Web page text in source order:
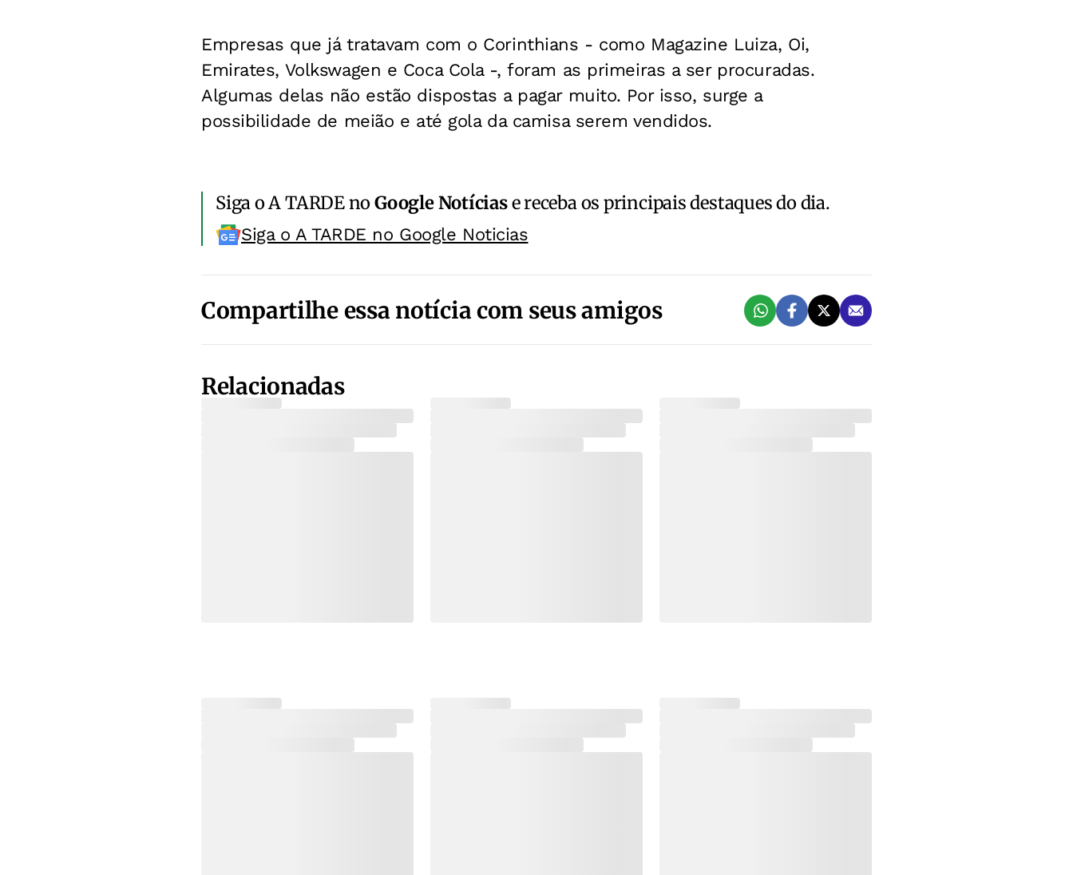
Empresas que já tratavam com o Corinthians - como Magazine Luiza, Oi,
Emirates, Volkswagen e Coca Cola -, foram as primeiras a ser procuradas.
Algumas delas não estão dispostas a pagar muito. Por isso, surge a
possibilidade de meião e até gola da camisa serem vendidos.
Siga o A TARDE noGoogle Notíciase receba os principais destaques do dia.
Siga o A TARDE no Google Noticias
Compartilhe essa notícia com seus amigos
Relacionadas